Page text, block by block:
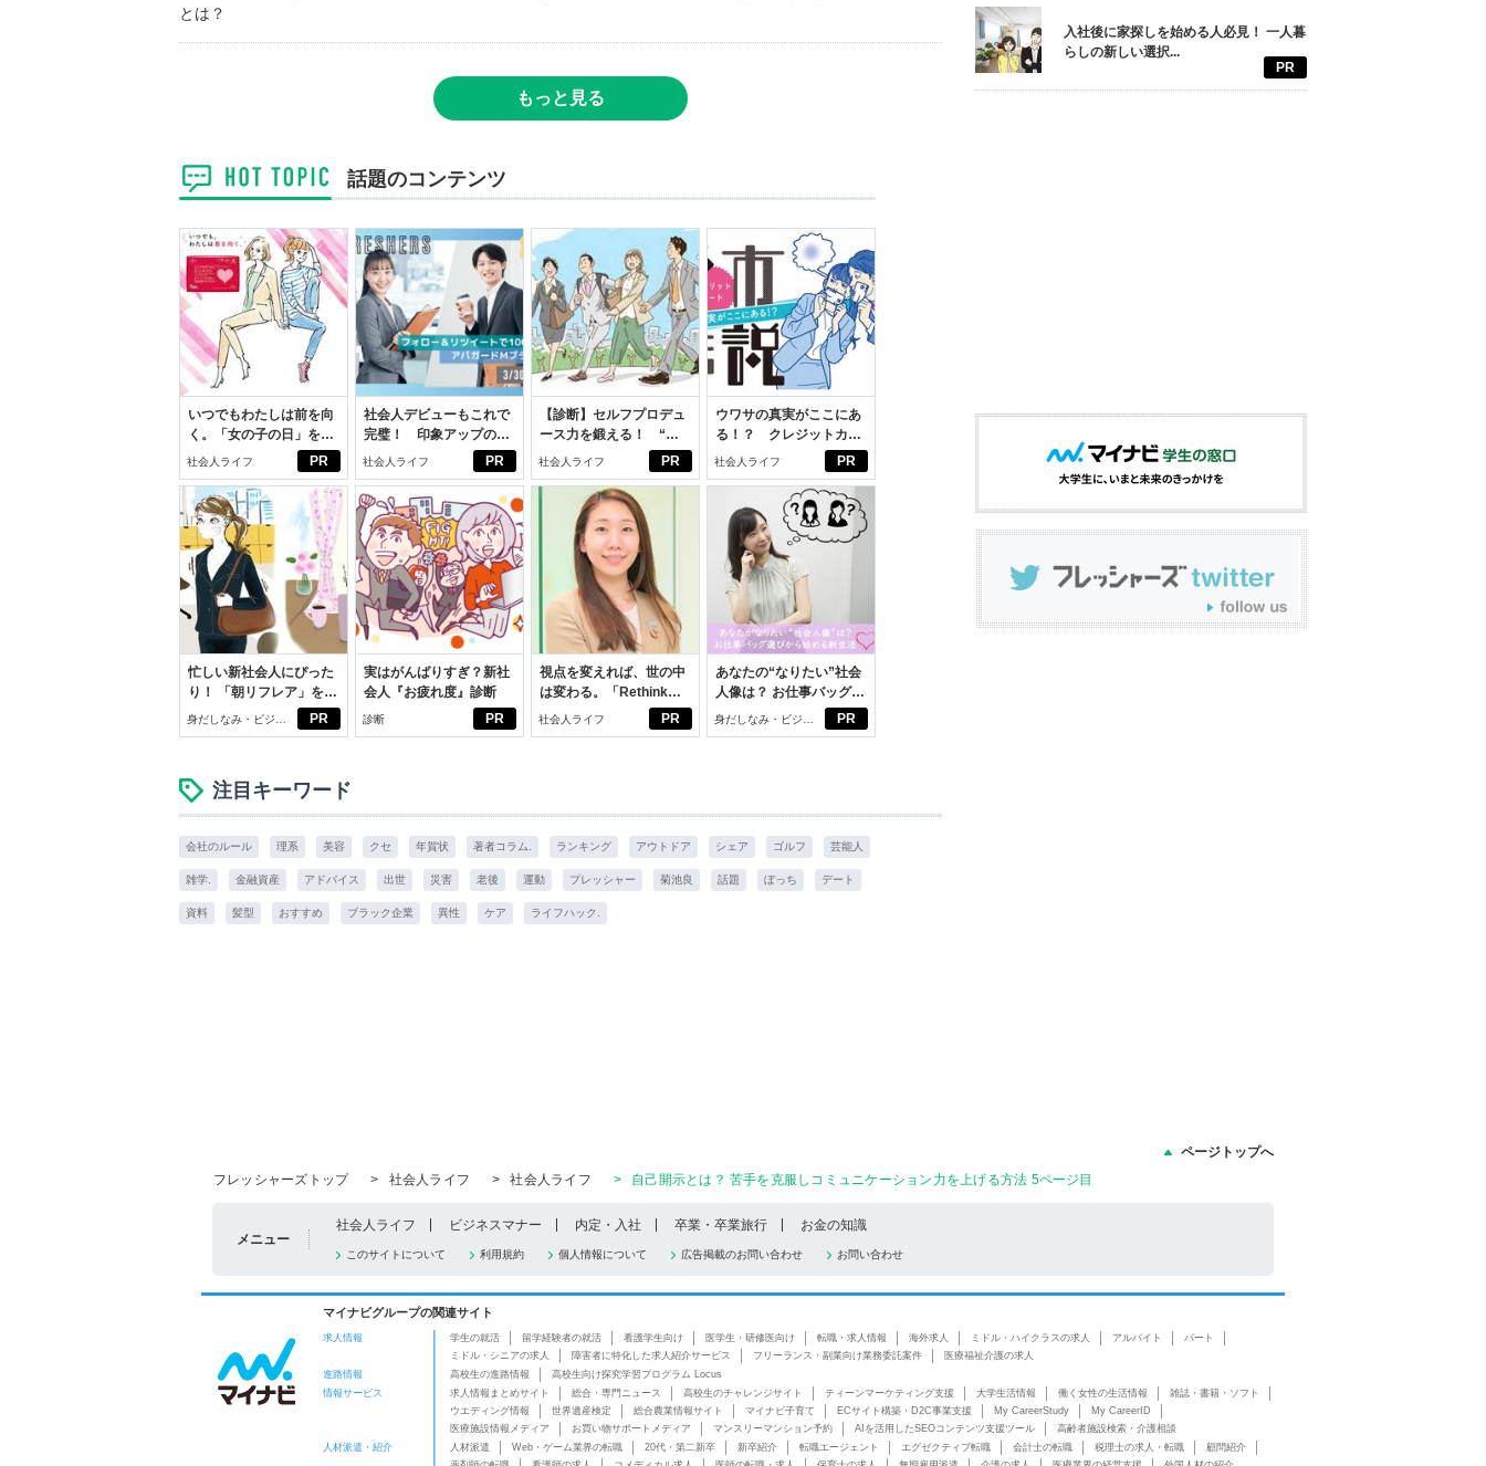
とは？
もっと見る
話題のコンテンツ
PR
いつでもわたしは前を向
く。「女の子の日」を前
向きに♪社会人エリ・大
社会人ライフ PR
社会人デビューもこれで
完璧！ 印象アップのセ
ルフプロデュース術
社会人ライフ PR
【診断】セルフプロデュ
ース力を鍛える！ “ジ
ブン観”診断
社会人ライフ PR
ウワサの真実がここにあ
る！？ クレジットカー
ドの都市伝説
社会人ライフ
PR
忙しい新社会人にぴった
り！ 「朝リフレア」をは
じめよう。しっかりニオ
イケアして24時間快適。
身だしなみ・ビジネ
スアイテム
PR
実はがんばりすぎ？新社
会人『お疲れ度』診断
診断 PR
視点を変えれば、世の中
は変わる。「Rethink
PROJECT」がつたえた
社会人ライフ PR
あなたの“なりたい”社会
人像は？ お仕事バッグ選
びから始める新生活
身だしなみ・ビジネ
スアイテム
注目キーワード
会社のルール 理系 美容 クセ 年賀状 著者コラム. ランキング アウトドア シェア ゴルフ 芸能人
雑学. 金融資産 アドバイス 出世 災害 老後 運動 プレッシャー 菊池良 話題 ぼっち デート
資料 髪型 おすすめ ブラック企業 異性 ケア ライフハック.
入社後に家探しを始める人必見！ 一人暮
らしの新しい選択...
PR
ページトップへ
フレッシャーズトップ
> 社会人ライフ > 社会人ライフ > 自己開示とは？ 苦手を克服しコミュニケーション力を上げる方法 5ページ目
メニュー
社会人ライフ ビジネスマナー 内定・入社 卒業・卒業旅行 お金の知識
このサイトについて 利用規約 個人情報について 広告掲載のお問い合わせ お問い合わせ
マイナビグループの関連サイト
求人情報 学生の就活 留学経験者の就活 看護学生向け 医学生・研修医向け 転職・求人情報 海外求人 ミドル・ハイクラスの求人 アルバイト
パート
ミドル・シニアの求人
障害者に特化した求人紹介サービス フリーランス・副業向け業務委託案件
医療福祉介護の求人
進路情報
高校生の進路情報
高校生向け探究学習プログラム Locus
情報サービス
求人情報まとめサイト 総合・専門ニュース 高校生のチャレンジサイト ティーンマーケティング支援 大学生活情報 働く女性の生活情報
雑誌・書籍・ソフト
ウエディング情報
世界遺産検定 総合農業情報サイト マイナビ子育て ECサイト構築・D2C事業支援 My CareerStudy
My CareerID
医療施設情報メディア
お買い物サポートメディア マンスリーマンション予約 AIを活用したSEOコンテンツ支援ツール
高齢者施設検索・介護相談
人材派遣・紹介
人材派遣 Web・ゲーム業界の転職 20代・第二新卒 新卒紹介 転職エージェント エグゼクティブ転職 会計士の転職 税理士の求人・転職
顧問紹介